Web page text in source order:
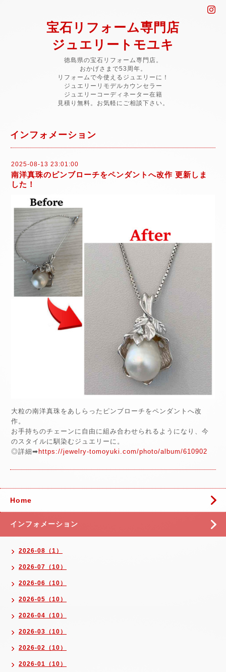
宝石リフォーム専門店
ジュエリートモユキ
徳島県の宝石リフォーム専門店。
おかげさまで53周年。
リフォームで今使えるジュエリーに！
ジュエリーリモデルカウンセラー
ジュエリーコーディネーター在籍
見積り無料。お気軽にご相談下さい。
インフォメーション
2025-08-13 23:01:00
南洋真珠のピンブローチをペンダントへ改作 更新しま
した！
大粒の南洋真珠をあしらったピンブローチをペンダントへ改
作。
お手持ちのチェーンに自由に組み合わせられるようになり、今
のスタイルに馴染むジュエリーに。
◎詳細➡ https://jewelry-tomoyuki.com/photo/album/610902
Home
インフォメーション
2026-08（1）
2026-07（10）
2026-06（10）
2026-05（10）
2026-04（10）
2026-03（10）
2026-02（10）
2026-01（10）